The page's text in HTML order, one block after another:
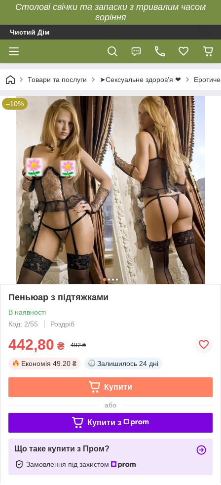
Столові свічки та запаски з тривалим часом
горіння
Чистий Дім
Товари та послуги ➤Сексуальне здоров'я ❤
–10%
Пеньюар з підтяжками
В наявності
Код: 2/55
Роздріб
442,80 ₴ 492 ₴
Економія 49.20 ₴ Залишилось 24 дні
Купити
або
Купити з
Що таке купити з Пром?
Замовлення під захистом